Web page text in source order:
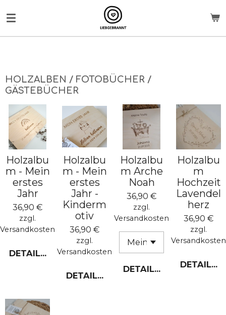
Hauptinhalt
springen
HOLZALBEN / FOTOBÜCHER /
GÄSTEBÜCHER
Holzalbu
m - Mein
erstes
Jahr
36,90 €
zzgl.
Versandkosten
DETAILS ANZEIGEN
Holzalbu
m - Mein
erstes
Jahr -
Kinderm
otiv
36,90 €
zzgl.
Versandkosten
DETAILS ANZEIGEN
Holzalbu
m Arche
Noah
36,90 €
zzgl.
Versandkosten
DETAILS ANZEIGEN
Holzalbu
m
Hochzeit
Lavendel
herz
36,90 €
zzgl.
Versandkosten
DETAILS